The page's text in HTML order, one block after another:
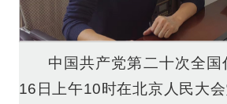
中国共产党第二十次全国
16日上午10时在北京人民大